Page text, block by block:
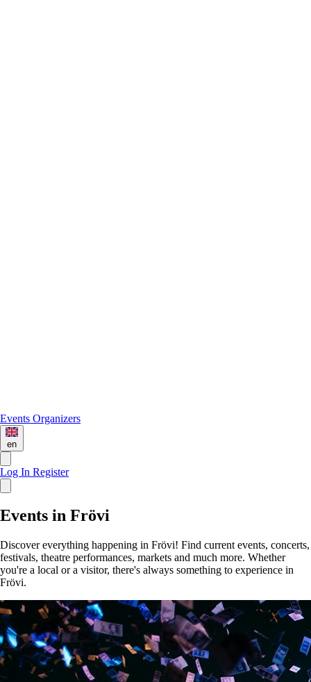
Events Organizers
en
Log In Register
Events in Frövi
Discover everything happening in Frövi! Find current events, concerts,
festivals, theatre performances, markets and much more. Whether
you're a local or a visitor, there's always something to experience in
Frövi.